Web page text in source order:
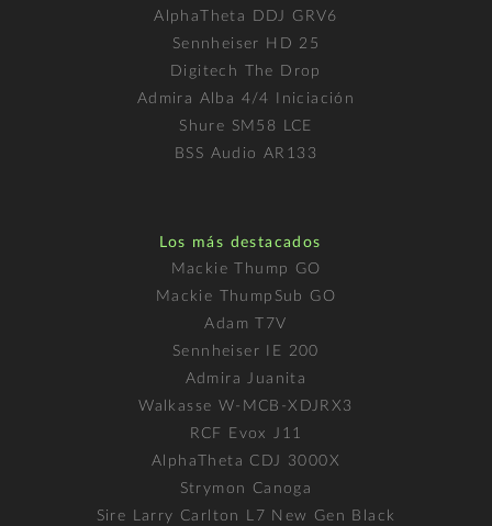
AlphaTheta DDJ GRV6
Sennheiser HD 25
Digitech The Drop
Admira Alba 4/4 Iniciación
Shure SM58 LCE
BSS Audio AR133
Los más destacados
Mackie Thump GO
Mackie ThumpSub GO
Adam T7V
Sennheiser IE 200
Admira Juanita
Walkasse W-MCB-XDJRX3
RCF Evox J11
AlphaTheta CDJ 3000X
Strymon Canoga
Sire Larry Carlton L7 New Gen Black